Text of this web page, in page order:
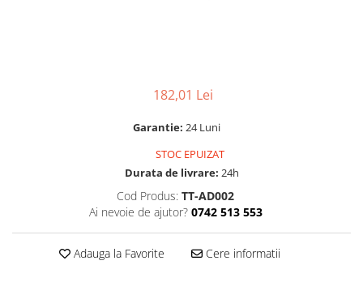
182,01 Lei
Garantie: 24 Luni
STOC EPUIZAT
Durata de livrare: 24h
Cod Produs: TT-AD002
Ai nevoie de ajutor? 0742 513 553
Adauga la Favorite Cere informatii